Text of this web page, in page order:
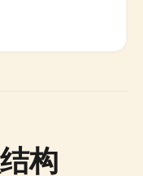
构